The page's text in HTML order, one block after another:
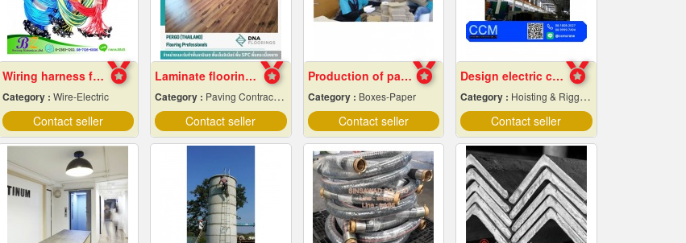
Wiring harness factory
Category : Wire-Electric
Contact seller
Laminate flooring Bangkok
Category : Paving Contractors
Contact seller
Production of paper boxes
Category : Boxes-Paper
Contact seller
Design electric crane
Category : Hoisting & Rigging Equipment
Contact seller